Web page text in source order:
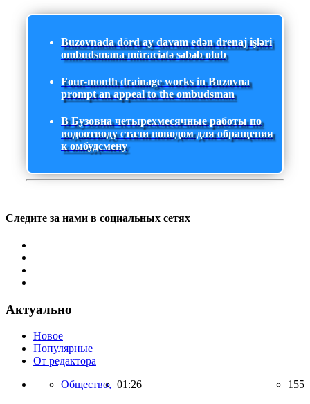
Buzovnada dörd ay davam edən drenaj işləri
ombudsmana müraciətə səbəb olub
Four-month drainage works in Buzovna
prompt an appeal to the ombudsman
В Бузовна четырехмесячные работы по
водоотводу стали поводом для обращения
к омбудсмену
Следите за нами в социальных сетях
Актуально
Новое
Популярные
От редактора
Общество, 01:26 155